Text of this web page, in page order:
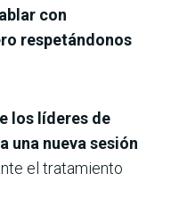
con
respetándonos
los líderes de
una nueva sesión
el tratamiento